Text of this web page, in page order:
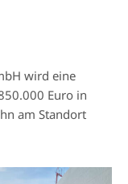
wird eine
Euro in
am Standort